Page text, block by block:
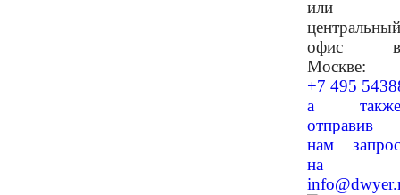
или
центральный
офис в
Москве:
+7 495
а также
отправив
нам запрос
на